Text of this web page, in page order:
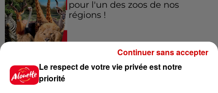
pour l'un des zoos de nos
régions !
Destination Vacances - Gagnez
votre séjour en famille au cœur
Le respect de votre vie privée est notre
priorité
Continuer sans accepter